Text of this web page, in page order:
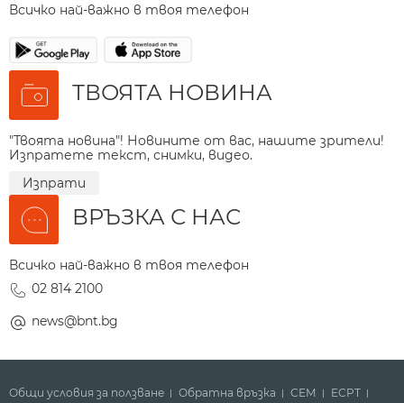
Всичко най-важно в твоя телефон
ТВОЯТА НОВИНА
"Твоята новина"! Новините от вас, нашите зрители!
Изпратете текст, снимки, видео.
Изпрати
ВРЪЗКА С НАС
Всичко най-важно в твоя телефон
02 814 2100
news@bnt.bg
Общи условия за ползване Обратна връзка СЕМ ECPT